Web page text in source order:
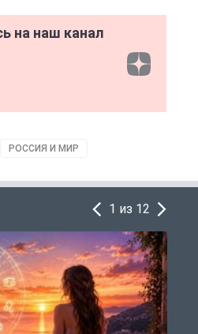
на наш канал
РОССИЯ И МИР
1 из 12